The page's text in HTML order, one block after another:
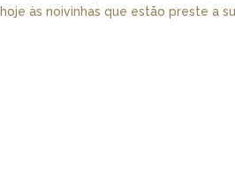
às noivinhas que estão preste a